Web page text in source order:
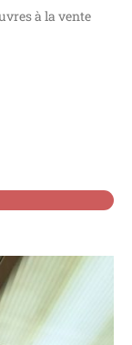
à la vente